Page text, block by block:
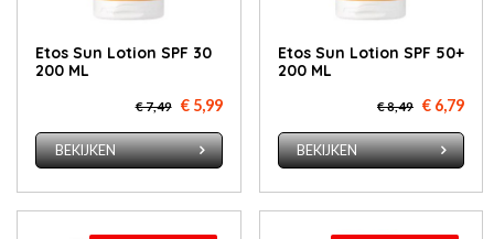
Etos Sun Lotion SPF 30
200 ML
€ 7,49 € 5,99
BEKIJKEN
Etos Sun Lotion SPF 50+
200 ML
€ 8,49 € 6,79
BEKIJKEN